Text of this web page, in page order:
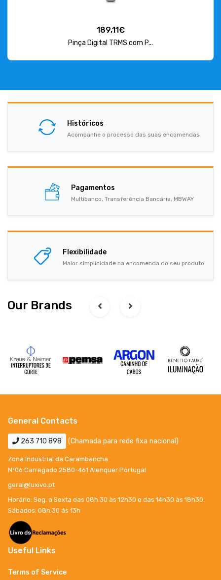
189,11€
Pinça Digital TRMS com P...
Históricos
Acompanhe o processo das suas encomendas
Pagamentos
Multibanco, Transferência Bancária, MBWAY
Flexibilidade
Maior simplicidade na encomenda do seu produto
Our Brands
General Contacts
263 710 898 (Chamada para rede fixa nacional)
Zona Industrial da Carambancha
Nº06 Carregado 2580-461 Alenquer Portugal
geral@luxivo.pt
Horário: Seg. a Sexta das 08h:30 às 12h30 e das 14h30 às 18h30.
Sábados: 08h:30 ás 13h
Useful Links
Terms of Service